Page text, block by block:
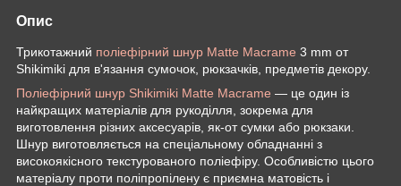
Опис
Трикотажний поліефірний шнур Matte Macrame 3 mm от
Shikimiki для в'язання сумочок, рюкзачків, предметів декору.
Поліефірний шнур Shikimiki Matte Macrame — це один із
найкращих матеріалів для рукоділля, зокрема для
виготовлення різних аксесуарів, як-от сумки або рюкзаки.
Шнур виготовляється на спеціальному обладнанні з
високоякісного текстурованого поліефіру. Особливістю цього
матеріалу проти поліпропілену є приємна матовість і